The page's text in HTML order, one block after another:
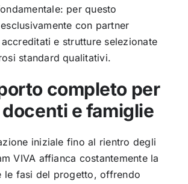
per questo
con partner
e strutture selezionate
standard qualitativi.
completo per
e famiglie
iniziale fino al rientro degli
VIVA affianca costantemente la
le fasi del progetto, offrendo